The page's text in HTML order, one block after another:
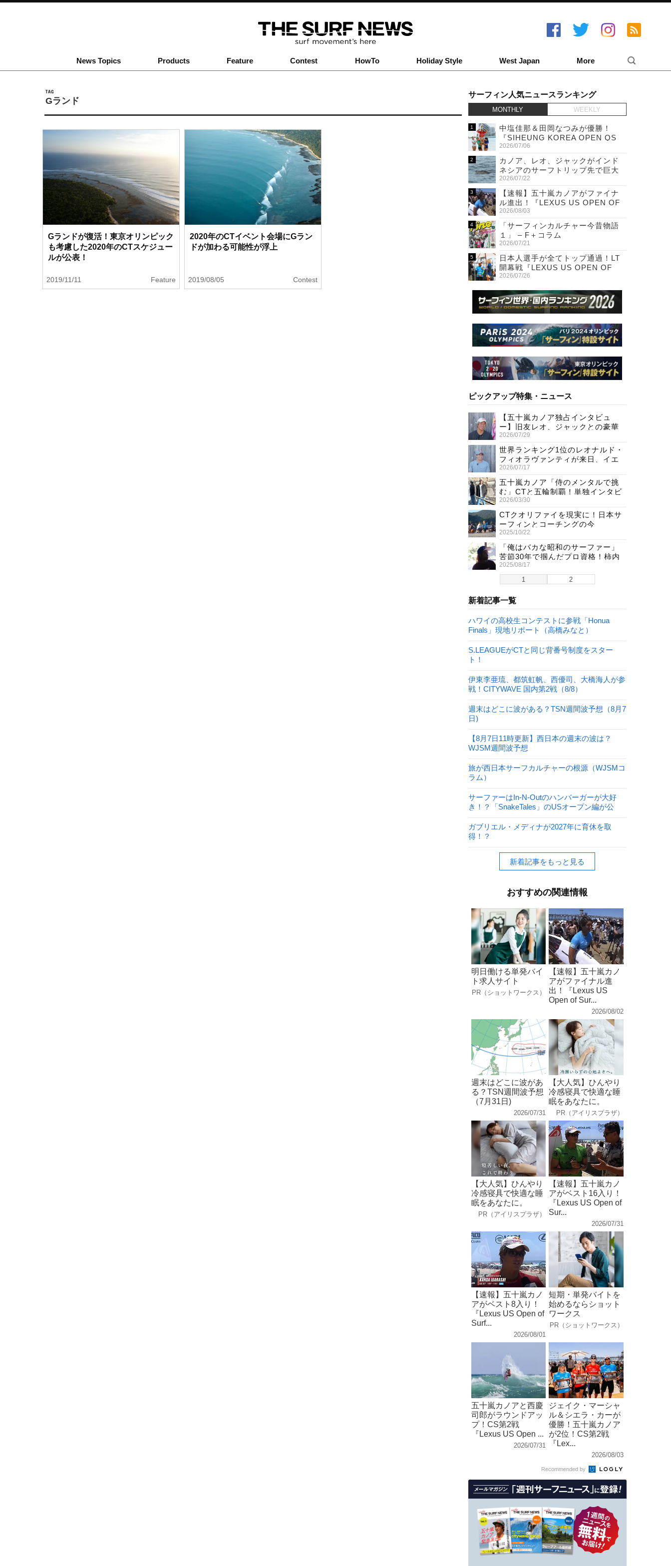
News Topics Products Feature Contest HowTo Holiday Style West Japan More
TAG
Gランド
Gランドが復活！東京オリンピック
も考慮した2020年のCTスケジュー
ルが公表！
2019/11/11 Feature
2020年のCTイベント会場にGラン
ドが加わる可能性が浮上
2019/08/05 Contest
サーフィン人気ニュースランキング
MONTHLY WEEKLY
中塩佳那＆田岡なつみが優勝！
『SIHEUNG KOREA OPEN QS
6,000 & LQS』
2026/07/06
カノア、レオ、ジャックがインド
ネシアのサーフトリップ先で巨大
ワニと遭遇！
2026/07/22
【速報】五十嵐カノアがファイナ
ル進出！『LEXUS US OPEN OF
SURFING』
2026/08/03
「サーフィンカルチャー今昔物語
１」 – F＋コラム
2026/07/21
日本人選手が全てトップ通過！LT
開幕戦『LEXUS US OPEN OF
SURFING』初日
2026/07/26
ピックアップ特集・ニュース
1 2
【五十嵐カノア独占インタビュ
ー】旧友レオ、ジャックとの豪華
プライベートセッション
2026/07/29
世界ランキング1位のレオナルド・
フィオラヴァンティが来日、イエ
ロージャージ獲得直後の独占イン
タビュー
2026/07/17
五十嵐カノア「侍のメンタルで挑
む」CTと五輪制覇！単独インタビ
ューで熱弁
2026/03/30
CTクオリファイを現実に！日本サ
ーフィンとコーチングの今
2025/10/22
「俺はバカな昭和のサーファー」
苦節30年で掴んだプロ資格！柿内
聖文(54)の生き様
2025/08/17
新着記事一覧
ハワイの高校生コンテストに参戦「Honua
Finals」現地リポート（高橋みなと）
S.LEAGUEがCTと同じ背番号制度をスター
ト！
伊東李亜琉、都筑虹帆、西優司、大橋海人が参
戦！CITYWAVE 国内第2戦（8/8）
週末はどこに波がある？TSN週間波予想（8月7
日)
【8月7日11時更新】西日本の週末の波は？
WJSM週間波予想
旅が西日本サーフカルチャーの根源（WJSMコ
ラム）
サーファーはIn-N-Outのハンバーガーが大好
き！？「SnakeTales」のUSオープン編が公
ガブリエル・メディナが2027年に育休を取
得！？
新着記事をもっと見る
おすすめの関連情報
明日働ける単発バイ
ト求人サイト
PR（ショットワークス）
【速報】五十嵐カノ
アがファイナル進
出！『Lexus US
Open of Sur...
2026/08/02
週末はどこに波があ
る？TSN週間波予想
（7月31日)
2026/07/31
【大人気】ひんやり
冷感寝具で快適な睡
眠をあなたに。
PR（アイリスプラザ）
【大人気】ひんやり
冷感寝具で快適な睡
眠をあなたに。
PR（アイリスプラザ）
【速報】五十嵐カノ
アがベスト16入り！
『Lexus US Open of
Sur...
2026/07/31
【速報】五十嵐カノ
アがベスト8入り！
『Lexus US Open of
Surf...
2026/08/01
短期・単発バイトを
始めるならショット
ワークス
PR（ショットワークス）
五十嵐カノアと西慶
司郎がラウンドアッ
プ！CS第2戦
『Lexus US Open ...
2026/07/31
ジェイク・マーシャ
ル＆シエラ・カーが
優勝！五十嵐カノア
が2位！CS第2戦
『Lex...
2026/08/03
Recommended by